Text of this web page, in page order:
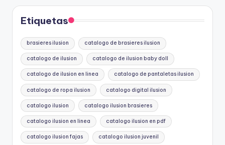
Etiquetas
brasieres ilusion catalogo de brasieres ilusion
catalogo de ilusion catalogo de ilusion baby doll
catalogo de ilusion en linea catalogo de pantaletas ilusion
catalogo de ropa ilusion catalogo digital ilusion
catalogo ilusion catalogo ilusion brasieres
catalogo ilusion en linea catalogo ilusion en pdf
catalogo ilusion fajas catalogo ilusion juvenil